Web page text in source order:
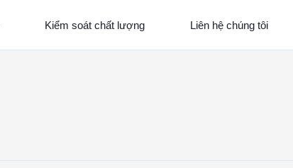
Kiểm soát chất lượng Liên hệ chúng tôi